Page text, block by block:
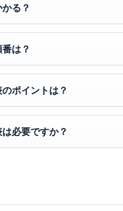
る？
は？
ポイントは？
必要ですか？